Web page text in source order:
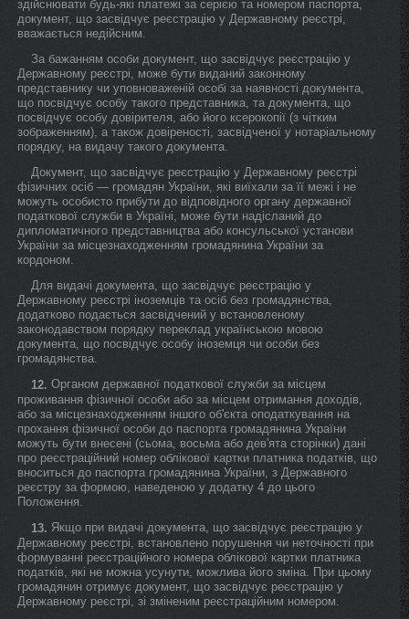
здійснювати будь-які платежі за серією та номером паспорта,
документ, що засвідчує реєстрацію у Державному реєстрі,
вважається недійсним.
За бажанням особи документ, що засвідчує реєстрацію у
Державному реєстрі, може бути виданий законному
представнику чи уповноваженій особі за наявності документа,
що посвідчує особу такого представника, та документа, що
посвідчує особу довірителя, або його ксерокопії (з чітким
зображенням), а також довіреності, засвідченої у нотаріальному
порядку, на видачу такого документа.
Документ, що засвідчує реєстрацію у Державному реєстрі
фізичних осіб — громадян України, які виїхали за її межі і не
можуть особисто прибути до відповідного органу державної
податкової служби в Україні, може бути надісланий до
дипломатичного представництва або консульської установи
України за місцезнаходженням громадянина України за
кордоном.
Для видачі документа, що засвідчує реєстрацію у
Державному реєстрі іноземців та осіб без громадянства,
додатково подається засвідчений у встановленому
законодавством порядку переклад українською мовою
документа, що посвідчує особу іноземця чи особи без
громадянства.
12. Органом державної податкової служби за місцем
проживання фізичної особи або за місцем отримання доходів,
або за місцезнаходженням іншого об'єкта оподаткування на
прохання фізичної особи до паспорта громадянина України
можуть бути внесені (сьома, восьма або дев'ята сторінки) дані
про реєстраційний номер облікової картки платника податків, що
вноситься до паспорта громадянина України, з Державного
реєстру за формою, наведеною у додатку 4 до цього
Положення.
13. Якщо при видачі документа, що засвідчує реєстрацію у
Державному реєстрі, встановлено порушення чи неточності при
формуванні реєстраційного номера облікової картки платника
податків, які не можна усунути, можлива його зміна. При цьому
громадянин отримує документ, що засвідчує реєстрацію у
Державному реєстрі, зі зміненим реєстраційним номером.